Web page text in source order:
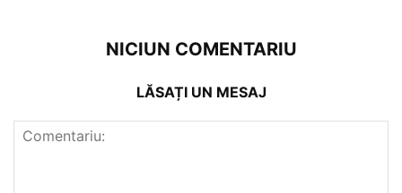
NICIUN COMENTARIU
LĂSAȚI UN MESAJ